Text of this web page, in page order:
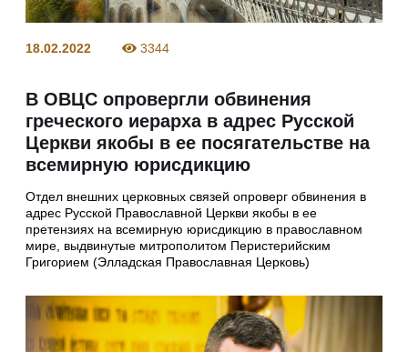
18.02.2022 3344
В ОВЦС опровергли обвинения
греческого иерарха в адрес Русской
Церкви якобы в ее посягательстве на
всемирную юрисдикцию
Отдел внешних церковных связей опроверг обвинения в
адрес Русской Православной Церкви якобы в ее
претензиях на всемирную юрисдикцию в православном
мире, выдвинутые митрополитом Перистерийским
Григорием (Элладская Православная Церковь)